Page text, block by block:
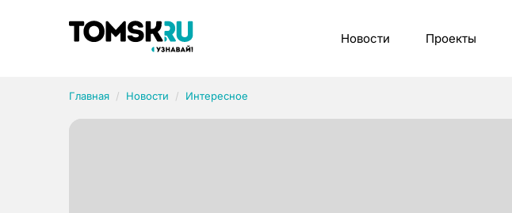
Новости Проекты
Главная Новости Интересное
Рубрики